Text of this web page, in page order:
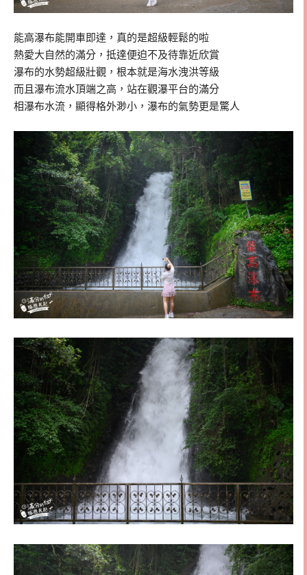
能高瀑布能開車即達，真的是超級輕鬆的啦
熱愛大自然的滿分，抵達便迫不及待靠近欣賞
瀑布的水勢超級壯觀，根本就是海水洩洪等級
而且瀑布流水頂端之高，站在觀瀑平台的滿分
相瀑布水流，顯得格外渺小，瀑布的氣勢更是驚人